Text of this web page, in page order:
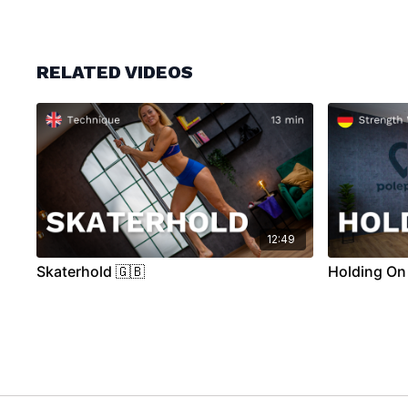
RELATED VIDEOS
12:49
Skaterhold 🇬🇧 Holding